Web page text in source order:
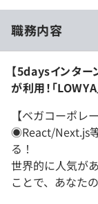
職務内容
【5daysインタ
が利用！「
【ベガコーポレ
◉React/Next.js
る！
世界的に人気が
ことで、あなた